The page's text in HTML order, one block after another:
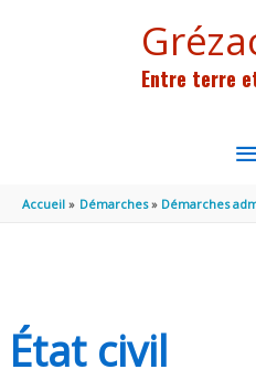
Entre terre
Accueil Démarches Démarches
État civil